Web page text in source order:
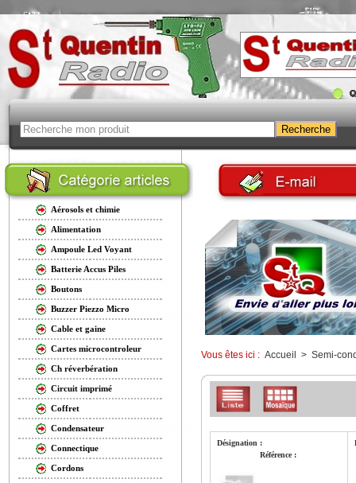
Aérosols et chimie
Alimentation
Ampoule Led Voyant
Batterie Accus Piles
Boutons
Buzzer Piezzo Micro
Cable et gaine
Cartes microcontroleur
Ch réverbération
Circuit imprimé
Coffret
Condensateur
Connectique
Cordons
Vous êtes ici : Accueil > Semi-
Désignation :
Référence :